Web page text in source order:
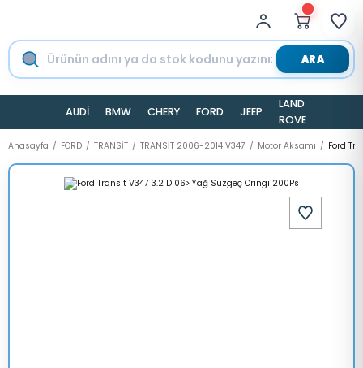
ARA
AUDİ BMW CHERY FORD JEEP
LAND
ROVER
Anasayfa FORD TRANSİT TRANSİT 2006-2014 V347 Motor Aksamı Ford